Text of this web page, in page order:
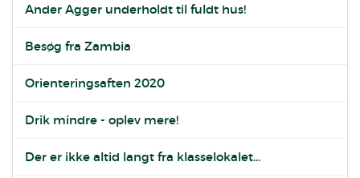
Ander Agger underholdt til fuldt hus!
Besøg fra Zambia
Orienteringsaften 2020
Drik mindre - oplev mere!
Der er ikke altid langt fra klasselokalet...